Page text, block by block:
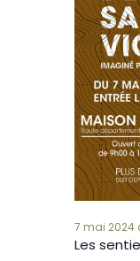
Les
7 mai 2024